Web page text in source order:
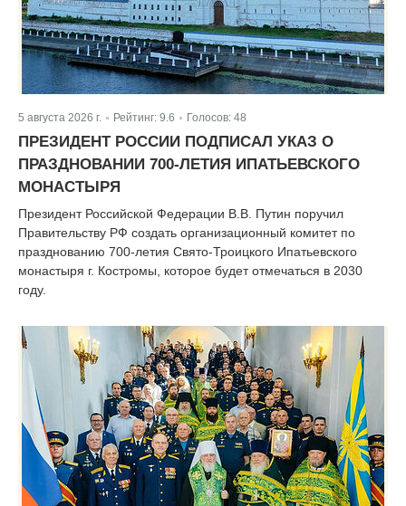
5 августа 2026 г. Рейтинг: 9.6 Голосов: 48
ПРЕЗИДЕНТ РОССИИ ПОДПИСАЛ УКАЗ О
ПРАЗДНОВАНИИ 700-ЛЕТИЯ ИПАТЬЕВСКОГО
МОНАСТЫРЯ
Президент Российской Федерации В.В. Путин поручил
Правительству РФ создать организационный комитет по
празднованию 700-летия Свято-Троицкого Ипатьевского
монастыря г. Костромы, которое будет отмечаться в 2030
году.